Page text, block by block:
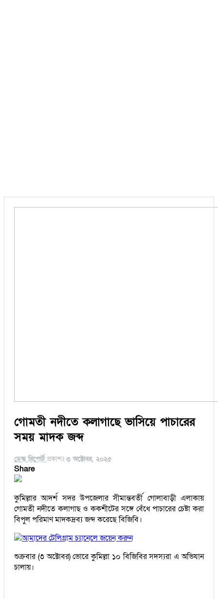
গোমতী নদীতে কলাগাছে ভাসিয়ে পাচারের
সময় মাদক জব্দ
ডেস্ক রিপোর্ট প্রকাশঃ ৩ অক্টোবর, ২০২৫
Share
কুমিল্লার আদর্শ সদর উপজেলার সীমান্তবর্তী গোলাবাড়ী এলাকায়
গোমতী নদীতে কলাগাছ ও ককশীটের সঙ্গে বেঁধে পাচারের চেষ্টা করা
বিপুল পরিমাণ মাদকদ্রব্য জব্দ করেছে বিজিবি।
আমাদের টেলিগ্রাম চ্যানেলে জয়েন করুন
শুক্রবার (৩ অক্টোবর) ভোরে কুমিল্লা ১০ বিজিবির সদস্যরা এ অভিযান
চালায়।